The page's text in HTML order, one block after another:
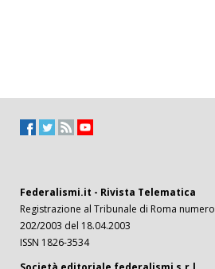
Federalismi.it - Rivista Telematica
Registrazione al Tribunale di Roma numero
202/2003 del 18.04.2003
ISSN 1826-3534